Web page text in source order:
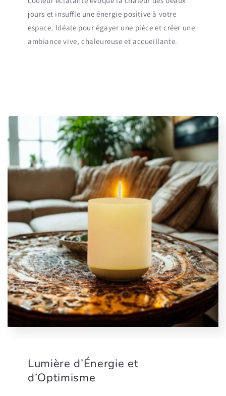
jours et insuffle une énergie positive à votre
espace. Idéale pour égayer une pièce et créer une
ambiance vive, chaleureuse et accueillante.
Lumière d’Énergie et
d’Optimisme